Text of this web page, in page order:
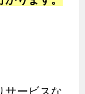
サービスな